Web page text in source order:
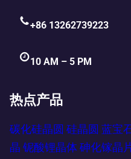
+86 13262739223
10 AM – 5 PM
热点产品
碳化硅晶圆 硅晶圆 蓝宝
晶 铌酸锂晶体 砷化镓晶